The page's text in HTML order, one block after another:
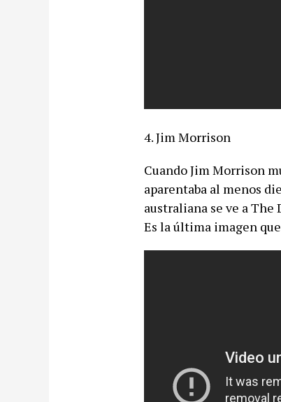
4. Jim Morrison
Cuando Jim Morrison
aparentaba al menos
australiana se ve a
Es la última imagen